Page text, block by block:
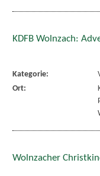
KDFB Wolnzach:
Kategorie:
Ort:
Wolnzacher